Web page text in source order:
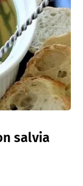
salvia